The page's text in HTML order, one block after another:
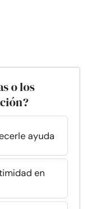
o los
ayuda
en